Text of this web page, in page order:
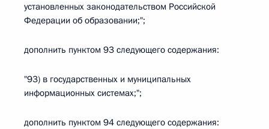
установленных законодательством Российской
Федерации об образовании;";
дополнить пунктом 93 следующего содержания:
"93) в государственных и муниципальных
информационных системах;";
дополнить пунктом 94 следующего содержания: